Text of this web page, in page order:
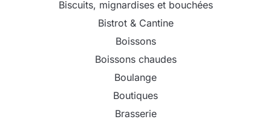
Biscuits, mignardises et bouchées
Bistrot & Cantine
Boissons
Boissons chaudes
Boulange
Boutiques
Brasserie